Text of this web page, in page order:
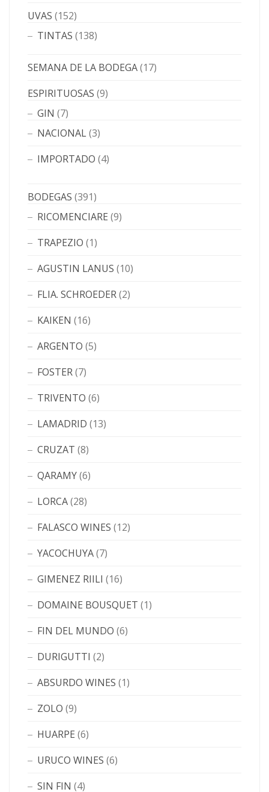
UVAS (152)
TINTAS (138)
SEMANA DE LA BODEGA(17)
ESPIRITUOSAS (9)
GIN (7)
NACIONAL(3)
IMPORTADO (4)
BODEGAS (391)
RICOMENCIARE (9)
TRAPEZIO (1)
AGUSTIN LANUS (10)
FLIA. SCHROEDER(2)
KAIKEN (16)
ARGENTO (5)
FOSTER(7)
TRIVENTO (6)
LAMADRID (13)
CRUZAT (8)
QARAMY(6)
LORCA(28)
FALASCO WINES (12)
YACOCHUYA(7)
GIMENEZ RIILI (16)
DOMAINE BOUSQUET (1)
FIN DEL MUNDO (6)
DURIGUTTI (2)
ABSURDO WINES (1)
ZOLO (9)
HUARPE (6)
URUCO WINES (6)
SIN FIN (4)